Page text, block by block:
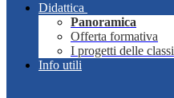
Didattica
Panoramica
Offerta formativa
I progetti delle classi
Info utili